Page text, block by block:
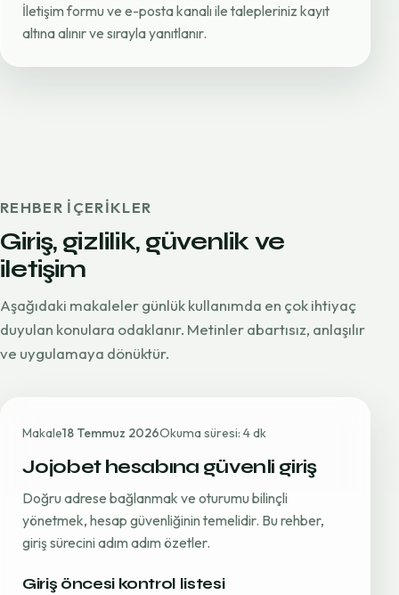
İletişim formu ve e-posta kanalı ile talepleriniz kayıt
altına alınır ve sırayla yanıtlanır.
REHBER IÇERIKLER
Giriş, gizlilik, güvenlik ve
iletişim
Aşağıdaki makaleler günlük kullanımda en çok ihtiyaç
duyulan konulara odaklanır. Metinler abartısız, anlaşılır
ve uygulamaya dönüktür.
Makale18 Temmuz 2026Okuma süresi: 4 dk
Jojobet hesabına güvenli giriş
Doğru adrese bağlanmak ve oturumu bilinçli
yönetmek, hesap güvenliğinin temelidir. Bu rehber,
giriş sürecini adım adım özetler.
Giriş öncesi kontrol listesi